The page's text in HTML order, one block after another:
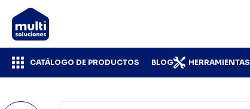
CATÁLOGO DE PRODUCTOS BLOG HERRAMIENTAS